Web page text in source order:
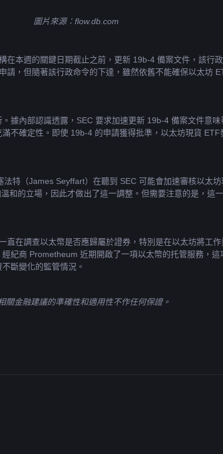
圖片來源： flow.db.com
本週的關鍵日期截止之前，更新 19b-4 備案文件，該行
，但隨著該行政命令的下達，雖然依舊不能確保以太坊
據內部認識透露，SEC 要求加速更新 19b-4 備案文件意
不確定性。即使 19b-4 的申請獲得批準，以太坊現貨
特（James Seyffart）在聽到 SEC 可能會加速審核以太
和的立場，因此才做出了這一調整。但需要注意的是，這
在調查以太幣是否應歸屬於證券，特別是在以太坊將工
紀商 Prometheum 近期開啟了一項以太幣的托管服務，這
斷變化的監管情況。
金融建議的準確性和適用性不作任何保證。